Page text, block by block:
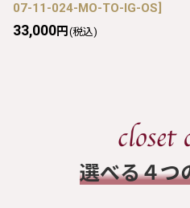
07-11-024-MO-TO-IG-OS]
33,000円 (税込)
選べる４つ